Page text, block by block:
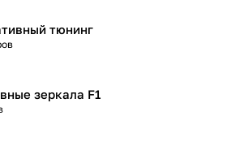
тюнинг
зеркала F1